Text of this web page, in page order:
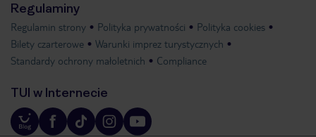
Regulaminy
Regulamin strony Polityka prywatności
Polityka cookies
Bilety czarterowe
Warunki imprez turystycznych
Standardy ochrony małoletnich
Compliance
TUI w Internecie